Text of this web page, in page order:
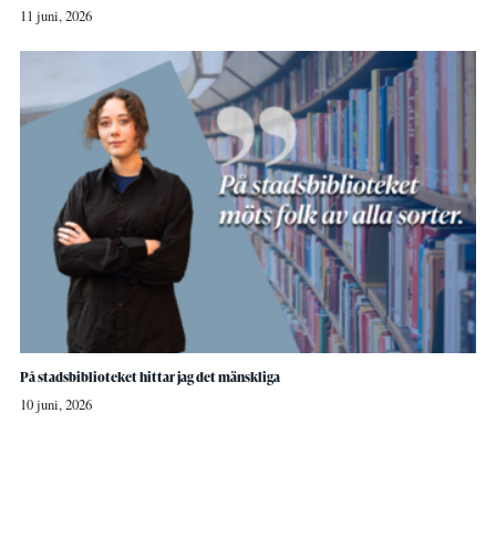
11 juni, 2026
På stadsbiblioteket hittar jag det mänskliga
10 juni, 2026